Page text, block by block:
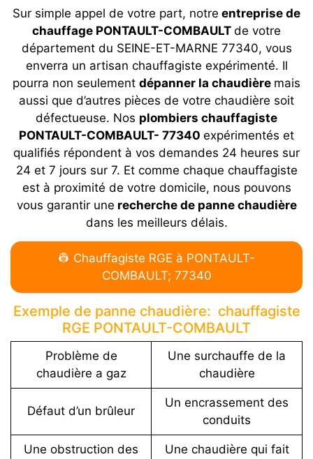
Sur simple appel de votre part, notre entreprise de
chauffage PONTAULT-COMBAULT de votre
département du SEINE-ET-MARNE 77340, vous
enverra un artisan chauffagiste expérimenté. Il
pourra non seulement dépanner la chaudière mais
aussi que d’autres pièces de votre chaudière soit
défectueuse. Nos plombiers chauffagiste
PONTAULT-COMBAULT- 77340 expérimentés et
qualifiés répondent à vos demandes 24 heures sur
24 et 7 jours sur 7. Et comme chaque chauffagiste
est à proximité de votre domicile, nous pouvons
vous garantir une recherche de panne chaudière
dans les meilleurs délais.
👷 Chauffagiste RGE à PONTAULT-
COMBAULT; 77340
Exemple de panne chaudière: chauffagiste
RGE PONTAULT-COMBAULT
Problème de
chaudière a gaz
Une surchauffe de la
chaudière
Défaut d’un brûleur
Un encrassement des
conduits
Une obstruction des
Une chaudière qui fait